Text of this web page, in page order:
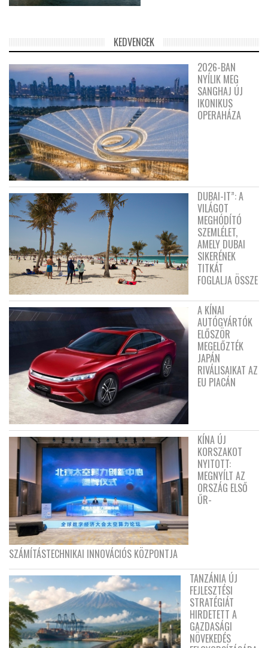
KEDVENCEK
2026-BAN
NYÍLIK MEG
SANGHAJ ÚJ
IKONIKUS
OPERAHÁZA
DUBAI-IT”: A
VILÁGOT
MEGHÓDÍTÓ
SZEMLÉLET,
AMELY DUBAI
SIKERÉNEK
TITKÁT
FOGLALJA ÖSSZE
A KÍNAI
AUTÓGYÁRTÓK
ELŐSZÖR
MEGELŐZTÉK
JAPÁN
RIVÁLISAIKAT AZ
EU PIACÁN
KÍNA ÚJ
KORSZAKOT
NYITOTT:
MEGNYÍLT AZ
ORSZÁG ELSŐ
ŰR-
SZÁMÍTÁSTECHNIKAI INNOVÁCIÓS KÖZPONTJA
TANZÁNIA ÚJ
FEJLESZTÉSI
STRATÉGIÁT
HIRDETETT A
GAZDASÁGI
NÖVEKEDÉS